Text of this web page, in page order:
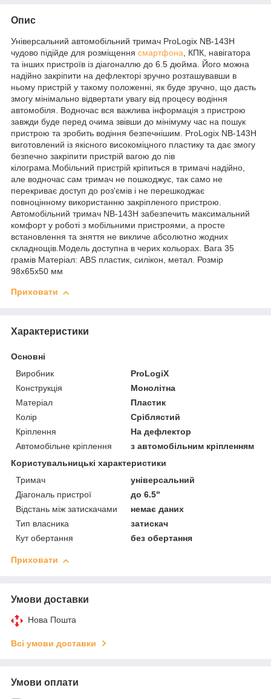
Опис
Універсальний автомобільний тримач ProLogix NB-143H
чудово підійде для розміщення смартфона, КПК, навігатора
та інших пристроїв із діагоналлю до 6.5 дюйма. Його можна
надійно закріпити на дефлекторі зручно розташувавши в
ньому пристрій у такому положенні, як буде зручно, що дасть
змогу мінімально відвертати увагу від процесу водіння
автомобіля. Водночас вся важлива інформація з пристрою
завжди буде перед очима звівши до мінімуму час на пошук
пристрою та зробить водіння безпечнішим. ProLogix NB-143H
виготовлений із якісного високоміцного пластику та дає змогу
безпечно закріпити пристрій вагою до пів
кілограма.Мобільний пристрій кріпиться в тримачі надійно,
але водночас сам тримач не пошкоджує, так само не
перекриває доступ до роз'ємів і не перешкоджає
повноцінному використанню закріпленого пристрою.
Автомобільний тримач NB-143H забезпечить максимальний
комфорт у роботі з мобільними пристроями, а просте
встановлення та зняття не викличе абсолютно жодних
складнощів.Модель доступна в черих кольорах. Вага 35
грамів Матеріал: ABS пластик, силікон, метал. Розмір
98х65х50 мм
Приховати
Характеристики
Основні
Виробник
ProLogiX
Конструкція
Монолітна
Матеріал
Пластик
Колір
Сріблястий
Кріплення
На дефлектор
Автомобільне кріплення
з автомобільним кріпленням
Користувальницькі характеристики
Тримач
універсальний
Діагональ пристрої
до 6.5"
Відстань між затискачами
немає даних
Тип власника
затискач
Кут обертання
без обертання
Приховати
Умови доставки
Нова Пошта
Всі умови доставки
Умови оплати